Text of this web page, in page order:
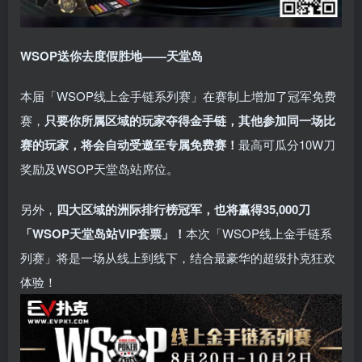
WSOP送你去度假胜地——天堂岛
本届「WSOP线上金手链系列赛」在赛制上增加了冠军免费
赛， 只要你所属区域的玩家夺得金手链，其他参加同一场比
赛的玩家，将会自动受邀至专属免费赛！ 最高可瓜分10W刀
奖励及WSOP天堂岛站席位。
另外， 四大区域的洲际排行榜冠军，也将赢得35,000刀
「WSOP天堂岛站VIP套票」！ 本次「WSOP线上金手链系
列赛」将是一场从线上到线下，结合最豪华的超级扑克狂欢
体验！